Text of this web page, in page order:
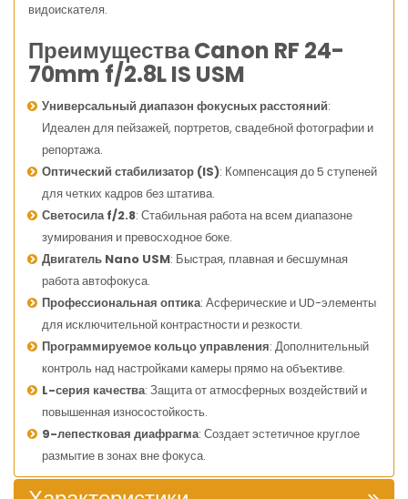
видоискателя.
Преимущества Canon RF 24-
70mm f/2.8L IS USM
Универсальный диапазон фокусных расстояний:
Идеален для пейзажей, портретов, свадебной фотографии и
репортажа.
Оптический стабилизатор (IS): Компенсация до 5 ступеней
для четких кадров без штатива.
Светосила f/2.8: Стабильная работа на всем диапазоне
зумирования и превосходное боке.
Двигатель Nano USM: Быстрая, плавная и бесшумная
работа автофокуса.
Профессиональная оптика: Асферические и UD-элементы
для исключительной контрастности и резкости.
Программируемое кольцо управления: Дополнительный
контроль над настройками камеры прямо на объективе.
L-серия качества: Защита от атмосферных воздействий и
повышенная износостойкость.
9-лепестковая диафрагма: Создает эстетичное круглое
размытие в зонах вне фокуса.